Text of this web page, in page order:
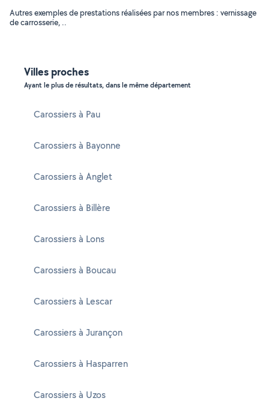
Autres exemples de prestations réalisées par nos membres : vernissage
de carrosserie, ..
Villes proches
Ayant le plus de résultats, dans le même département
Carossiers à Pau
Carossiers à Bayonne
Carossiers à Anglet
Carossiers à Billère
Carossiers à Lons
Carossiers à Boucau
Carossiers à Lescar
Carossiers à Jurançon
Carossiers à Hasparren
Carossiers à Uzos